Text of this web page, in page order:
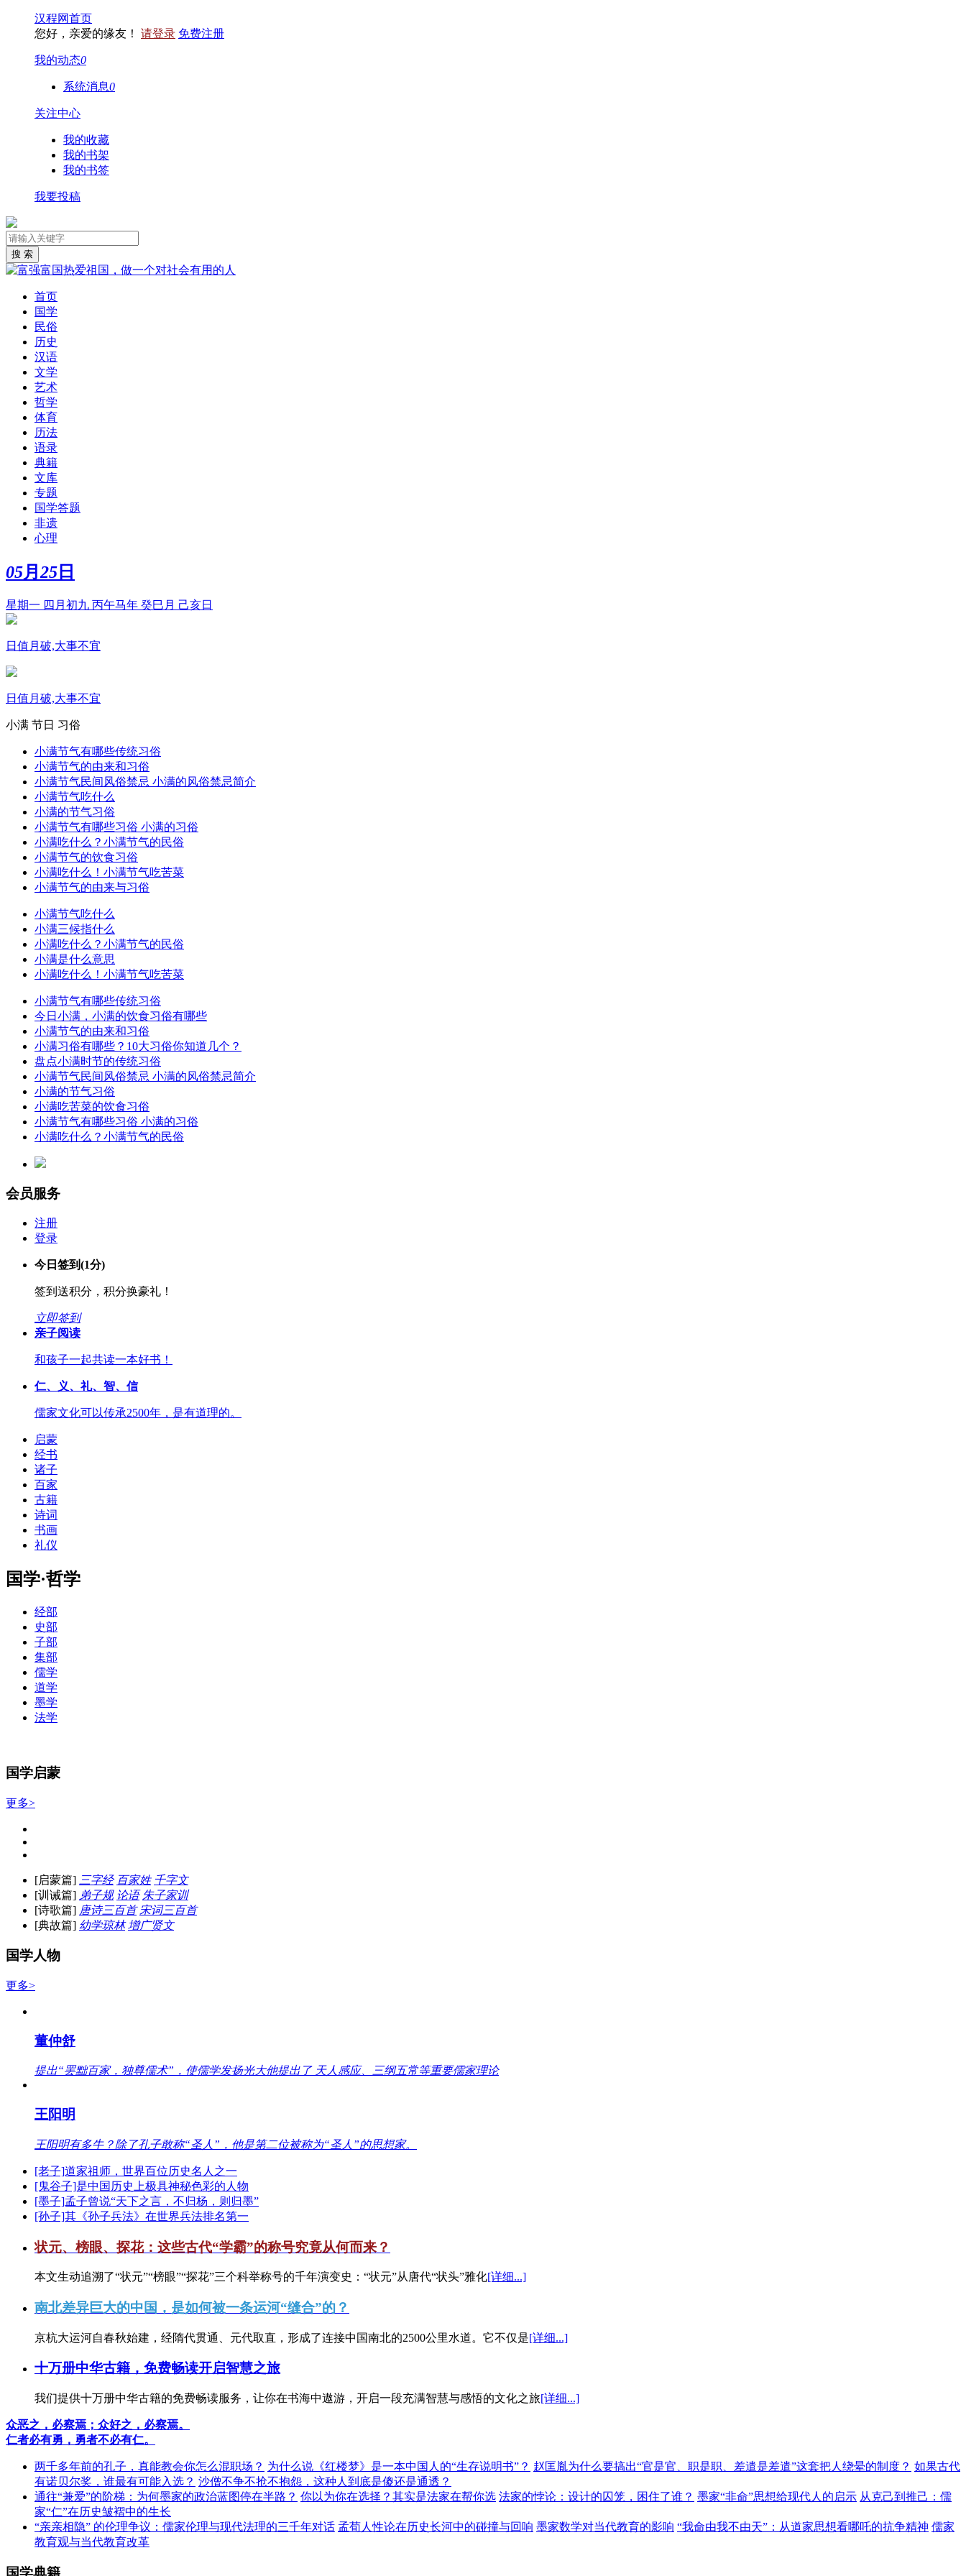
汉程网首页
您好，亲爱的缘友！ 请登录 免费注册
我的动态0
系统消息0
关注中心
我的收藏
我的书架
我的书签
我要投稿
首页
国学
民俗
历史
汉语
文学
艺术
哲学
体育
历法
语录
典籍
文库
专题
国学答题
非遗
心理
05月 25 日
星期一 四月初九 丙午马年 癸巳月 己亥日
日值月破,大事不宜
日值月破,大事不宜
小满 节日 习俗
小满节气有哪些传统习俗
小满节气的由来和习俗
小满节气民间风俗禁忌 小满的风俗禁忌简介
小满节气吃什么
小满的节气习俗
小满节气有哪些习俗 小满的习俗
小满吃什么？小满节气的民俗
小满节气的饮食习俗
小满吃什么！小满节气吃苦菜
小满节气的由来与习俗
小满节气吃什么
小满三候指什么
小满吃什么？小满节气的民俗
小满是什么意思
小满吃什么！小满节气吃苦菜
小满节气有哪些传统习俗
今日小满，小满的饮食习俗有哪些
小满节气的由来和习俗
小满习俗有哪些？10大习俗你知道几个？
盘点小满时节的传统习俗
小满节气民间风俗禁忌 小满的风俗禁忌简介
小满的节气习俗
小满吃苦菜的饮食习俗
小满节气有哪些习俗 小满的习俗
小满吃什么？小满节气的民俗
会员服务
注册
登录
今日签到(1分)
签到送积分，积分换豪礼！
立即签到
亲子阅读
和孩子一起共读一本好书！
仁、义、礼、智、信
儒家文化可以传承2500年，是有道理的。
启蒙
经书
诸子
百家
古籍
诗词
书画
礼仪
国学·哲学
经部
史部
子部
集部
儒学
道学
墨学
法学
国学启蒙
更多>
[启蒙篇] 三字经 百家姓 千字文
[训诫篇] 弟子规 论语 朱子家训
[诗歌篇] 唐诗三百首 宋词三百首
[典故篇] 幼学琼林 增广贤文
国学人物
更多>
董仲舒
提出“罢黜百家，独尊儒术”，使儒学发扬光大他提出了 天人感应、三纲五常等重要儒家理论
王阳明
王阳明有多牛？除了孔子敢称“圣人”，他是第二位被称为“圣人”的思想家。
[老子]道家祖师，世界百位历史名人之一
[鬼谷子]是中国历史上极具神秘色彩的人物
[墨子]孟子曾说“天下之言，不归杨，则归墨”
[孙子]其《孙子兵法》在世界兵法排名第一
状元、榜眼、探花：这些古代“学霸”的称号究竟从何而来？
本文生动追溯了“状元”“榜眼”“探花”三个科举称号的千年演变史：“状元”从唐代“状头”雅化[详细...]
南北差异巨大的中国，是如何被一条运河“缝合”的？
京杭大运河自春秋始建，经隋代贯通、元代取直，形成了连接中国南北的2500公里水道。它不仅是[详细...]
十万册中华古籍，免费畅读开启智慧之旅
我们提供十万册中华古籍的免费畅读服务，让你在书海中遨游，开启一段充满智慧与感悟的文化之旅[详细...]
众恶之，必察焉；众好之，必察焉。
仁者必有勇，勇者不必有仁。
两千多年前的孔子，真能教会你怎么混职场？ 为什么说《红楼梦》是一本中国人的“生存说明书”？ 赵匡胤为什么要搞出“官是官、职是职、差遣是差遣”这套把人绕晕的制度？ 如果古代
有诺贝尔奖，谁最有可能入选？ 沙僧不争不抢不抱怨，这种人到底是傻还是通透？
通往“兼爱”的阶梯：为何墨家的政治蓝图停在半路？ 你以为你在选择？其实是法家在帮你选 法家的悖论：设计的囚笼，困住了谁？ 墨家“非命”思想给现代人的启示 从克己到推己：儒
家“仁”在历史皱褶中的生长
“亲亲相隐” 的伦理争议：儒家伦理与现代法理的三千年对话 孟荀人性论在历史长河中的碰撞与回响 墨家数学对当代教育的影响 “我命由我不由天”：从道家思想看哪吒的抗争精神 儒家
教育观与当代教育改革
国学典籍